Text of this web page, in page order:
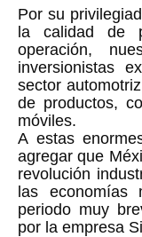
Por su
la calidad de
operación,
inversionistas
sector
de productos,
móviles.
A estas
agregar que
revolución
las economías
periodo muy
por la empresa